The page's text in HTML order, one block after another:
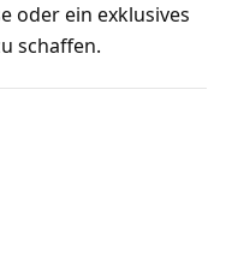
oder ein exklusives
schaffen.